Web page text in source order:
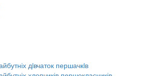
дiвчаток першачкiв